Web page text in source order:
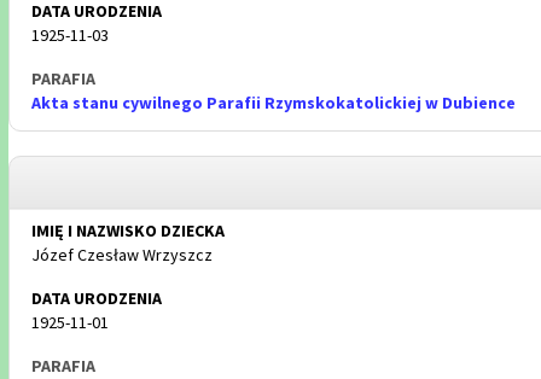
1925-11-03
Akta stanu cywilnego Parafii Rzymskokatolickiej w Dubience
Józef Czesław Wrzyszcz
1925-11-01